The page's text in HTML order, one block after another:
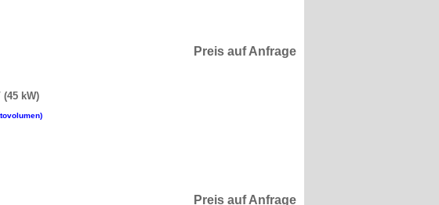
Preis auf Anfrage
(45 kW)
Preis auf Anfrage